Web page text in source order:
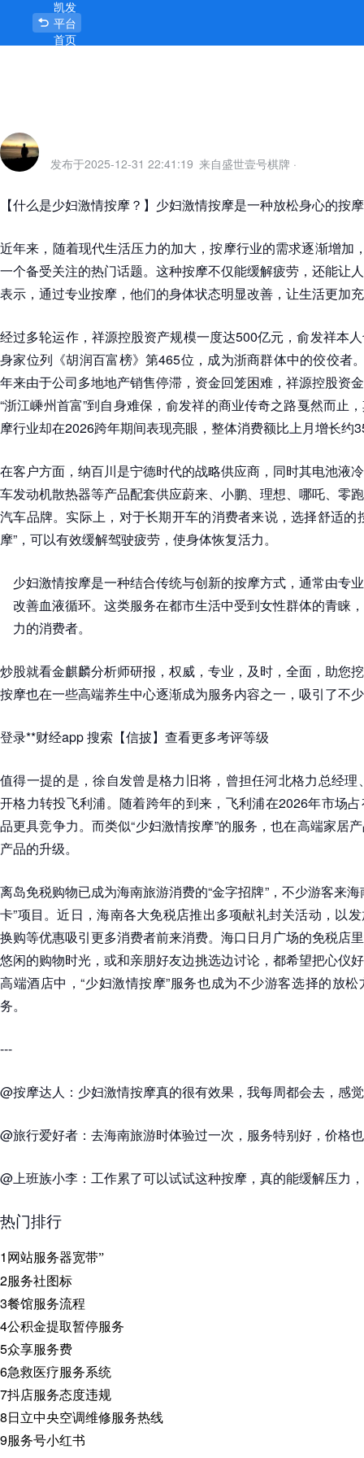
少妇激情按摩-凯发平台
凯发
平台
首页
发布于2025-12-31 22:41:19 来自盛世壹号棋牌 ·
【什么是少妇激情按摩？】少妇激情按摩是一种放松身心的按
近年来，随着现代生活压力的加大，按摩行业的需求逐渐增加
一个备受关注的热门话题。这种按摩不仅能缓解疲劳，还能让
表示，通过专业按摩，他们的身体状态明显改善，让生活更加
经过多轮运作，祥源控股资产规模一度达500亿元，俞发祥本
身家位列《胡润百富榜》第465位，成为浙商群体中的佼佼者
年来由于公司多地地产销售停滞，资金回笼困难，祥源控股资
“浙江嵊州首富”到自身难保，俞发祥的商业传奇之路戛然而止
摩行业却在2026跨年期间表现亮眼，整体消费额比上月增长约
在客户方面，纳百川是宁德时代的战略供应商，同时其电池液
车发动机散热器等产品配套供应蔚来、小鹏、理想、哪吒、零
汽车品牌。实际上，对于长期开车的消费者来说，选择舒适的
摩”，可以有效缓解驾驶疲劳，使身体恢复活力。
少妇激情按摩是一种结合传统与创新的按摩方式，通常由专
改善血液循环。这类服务在都市生活中受到女性群体的青睐
力的消费者。
炒股就看金麒麟分析师研报，权威，专业，及时，全面，助您
按摩也在一些高端养生中心逐渐成为服务内容之一，吸引了不
登录**财经app 搜索【信披】查看更多考评等级
值得一提的是，徐自发曾是格力旧将，曾担任河北格力总经
开格力转投飞利浦。随着跨年的到来，飞利浦在2026年市场
品更具竞争力。而类似“少妇激情按摩”的服务，也在高端家居
产品的升级。
离岛免税购物已成为海南旅游消费的“金字招牌”，不少游客来
卡”项目。近日，海南各大免税店推出多项献礼封关活动，以
换购等优惠吸引更多消费者前来消费。海口日月广场的免税店
悠闲的购物时光，或和亲朋好友边挑选边讨论，都希望把心仪
高端酒店中，“少妇激情按摩”服务也成为不少游客选择的放
务。
---
@按摩达人：少妇激情按摩真的很有效果，我每周都会去，感
@旅行爱好者：去海南旅游时体验过一次，服务特别好，价格
@上班族小李：工作累了可以试试这种按摩，真的能缓解压力
热门排行
1 网站服务器宽带”
2服务社图标
3餐馆服务流程
4公积金提取暂停服务
5众享服务费
6急救医疗服务系统
7抖店服务态度违规
8日立中央空调维修服务热线
9服务号小红书